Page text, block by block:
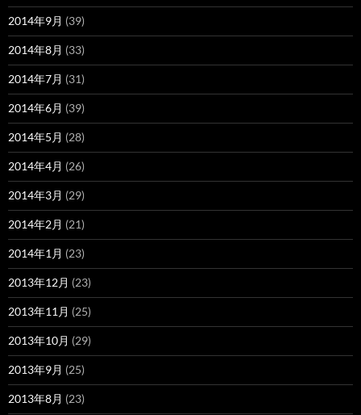
2014年9月 (39)
2014年8月 (33)
2014年7月 (31)
2014年6月 (39)
2014年5月 (28)
2014年4月 (26)
2014年3月 (29)
2014年2月 (21)
2014年1月 (23)
2013年12月 (23)
2013年11月 (25)
2013年10月 (29)
2013年9月 (25)
2013年8月 (23)